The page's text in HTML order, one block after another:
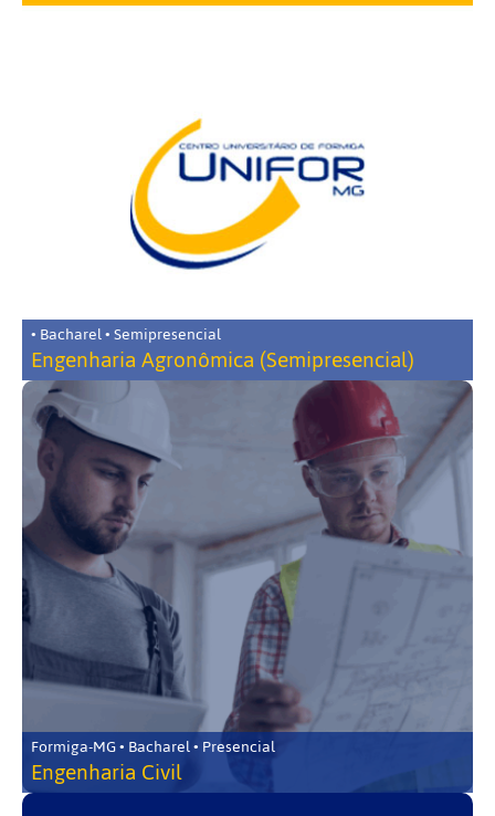
• Bacharel • Semipresencial
Engenharia Agronômica (Semipresencial)
Formiga-MG • Bacharel • Presencial
Engenharia Civil